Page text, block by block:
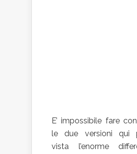
E’ impossibile fare
le due versioni qui
vista l’enorme